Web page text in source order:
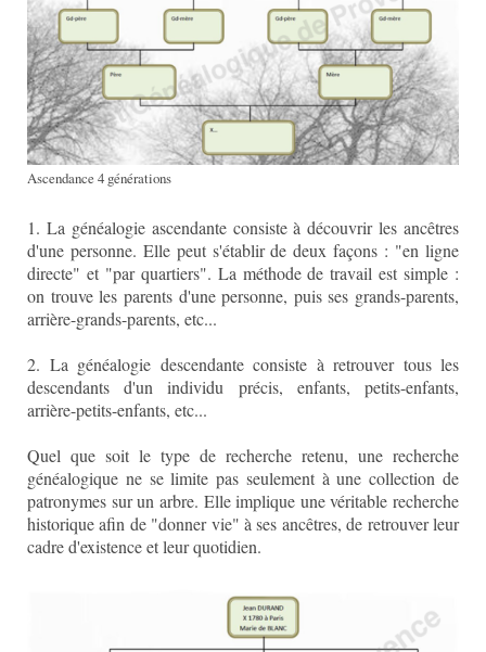
Ascendance 4 générations
1. La généalogie ascendante consiste à découvrir les ancêtres
d'une personne. Elle peut s'établir de deux façons : "en ligne
directe" et "par quartiers". La méthode de travail est simple :
on trouve les parents d'une personne, puis ses grands-parents,
arrière-grands-parents, etc...
2. La généalogie descendante consiste à retrouver tous les
descendants d'un individu précis, enfants, petits-enfants,
arrière-petits-enfants, etc...
Quel que soit le type de recherche retenu, une recherche
généalogique ne se limite pas seulement à une collection de
patronymes sur un arbre. Elle implique une véritable recherche
historique afin de "donner vie" à ses ancêtres, de retrouver leur
cadre d'existence et leur quotidien.